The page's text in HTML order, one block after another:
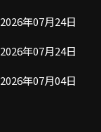
2026年07月24日
2026年07月24日
2026年07月04日